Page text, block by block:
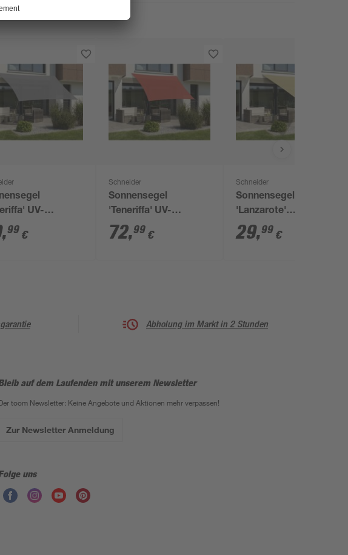
UV-
wasserabweisend
360 cm
,99 €
Schneider
Sonnensegel
'Teneriffa' UV-
beständig 360 x 360
cm
72,99 €
Schneider
Sonnensegel
'Lanzarote'
wasserabweisend
400 x 400 x 300 cm
29,99 €
Abholung im Markt in 2 Stunden
auf dem Laufenden mit unserem Newsletter
toom Newsletter: Keine Angebote und Aktionen mehr verpassen!
Zur Newsletter Anmeldung
uns